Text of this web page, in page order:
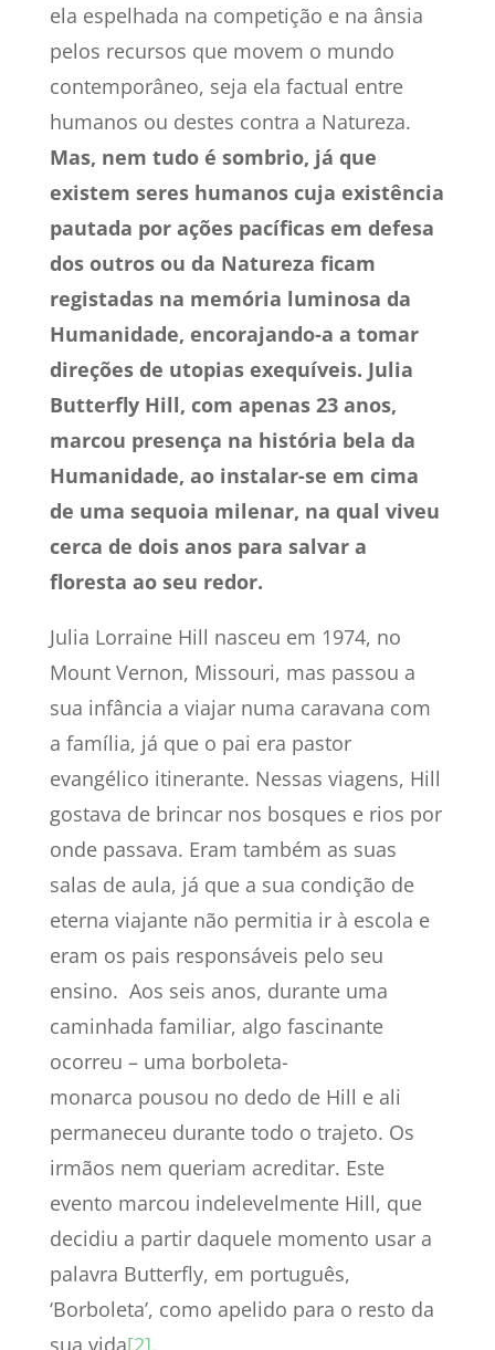
ela espelhada na competição e na ânsia
pelos recursos que movem o mundo
contemporâneo, seja ela factual entre
humanos ou destes contra a Natureza.
Mas, nem tudo é sombrio, já que
existem seres humanos cuja existência
pautada por ações pacíficas em defesa
dos outros ou da Natureza ficam
registadas na memória luminosa da
Humanidade, encorajando-a a tomar
direções de utopias exequíveis. Julia
Butterfly Hill, com apenas 23 anos,
marcou presença na história bela da
Humanidade, ao instalar-se em cima
de uma sequoia milenar, na qual viveu
cerca de dois anos para salvar a
floresta ao seu redor.
Julia Lorraine Hill nasceu em 1974, no
Mount Vernon, Missouri, mas passou a
sua infância a viajar numa caravana com
a família, já que o pai era pastor
evangélico itinerante. Nessas viagens, Hill
gostava de brincar nos bosques e rios por
onde passava. Eram também as suas
salas de aula, já que a sua condição de
eterna viajante não permitia ir à escola e
eram os pais responsáveis pelo seu
ensino. Aos seis anos, durante uma
caminhada familiar, algo fascinante
ocorreu – uma borboleta-
monarca pousou no dedo de Hill e ali
permaneceu durante todo o trajeto. Os
irmãos nem queriam acreditar. Este
evento marcou indelevelmente Hill, que
decidiu a partir daquele momento usar a
palavra Butterfly, em português,
‘Borboleta’, como apelido para o resto da
sua vida[2].